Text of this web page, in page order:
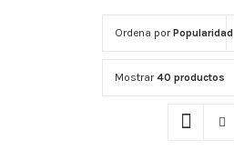
Ordena porPopularidad
Mostrar40 productos